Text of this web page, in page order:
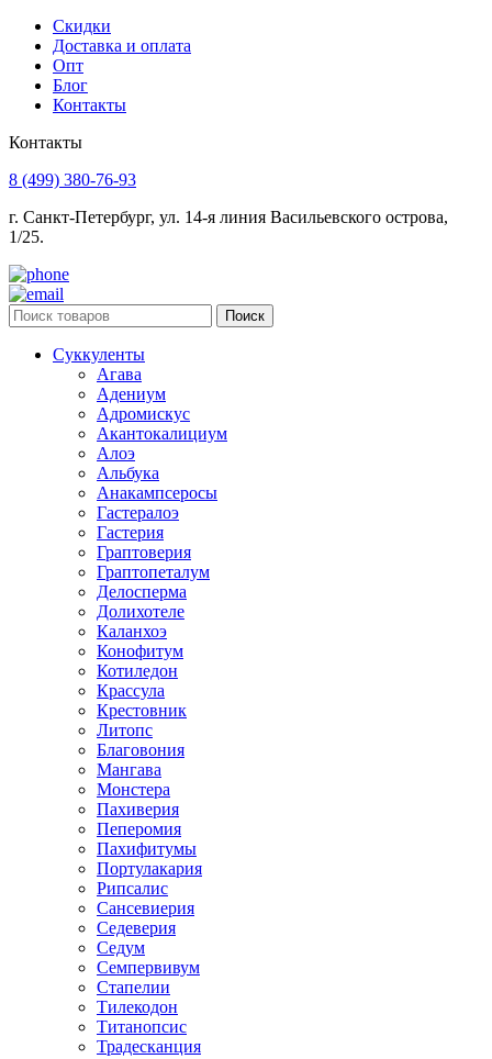
Скидки
Доставка и оплата
Опт
Блог
Контакты
Контакты
8 (499) 380-76-93
г. Санкт-Петербург, ул. 14-я линия Васильевского острова,
1/25.
Поиск
Суккуленты
Агава
Адениум
Адромискус
Акантокалициум
Алоэ
Альбука
Анакампсеросы
Гастералоэ
Гастерия
Граптоверия
Граптопеталум
Делосперма
Долихотеле
Каланхоэ
Конофитум
Котиледон
Крассула
Крестовник
Литопс
Благовония
Мангава
Монстера
Пахиверия
Пеперомия
Пахифитумы
Портулакария
Рипсалис
Сансевиерия
Седеверия
Седум
Семпервивум
Стапелии
Тилекодон
Титанопсис
Традесканция